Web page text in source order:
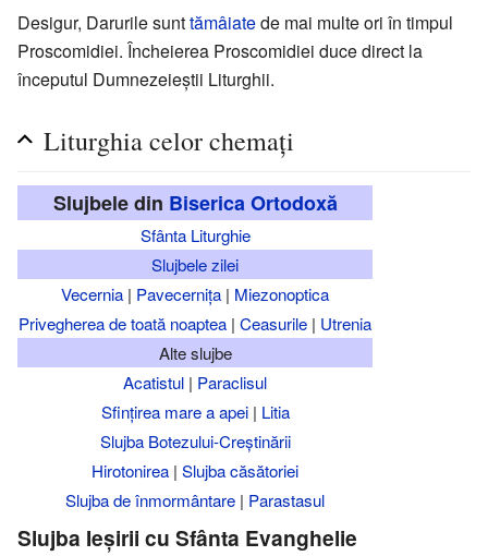
Desigur, Darurile sunttămâiatede mai multe ori în timpul
Proscomidiei. Încheierea Proscomidiei duce direct la
începutul Dumnezeieștii Liturghii.
Liturghia celor chemați
Slujbele din Biserica Ortodoxă
Sfânta Liturghie
Slujbele zilei
Vecernia | Pavecernița | Miezonoptica
Privegherea de toată noaptea | Ceasurile | Utrenia
Alte slujbe
Acatistul | Paraclisul
Sfințirea mare a apei| Litia
Slujba Botezului-Creștinării
Hirotonirea | Slujba căsătoriei
Slujba de înmormântare | Parastasul
Slujba Ieșirii cu Sfânta Evanghelie